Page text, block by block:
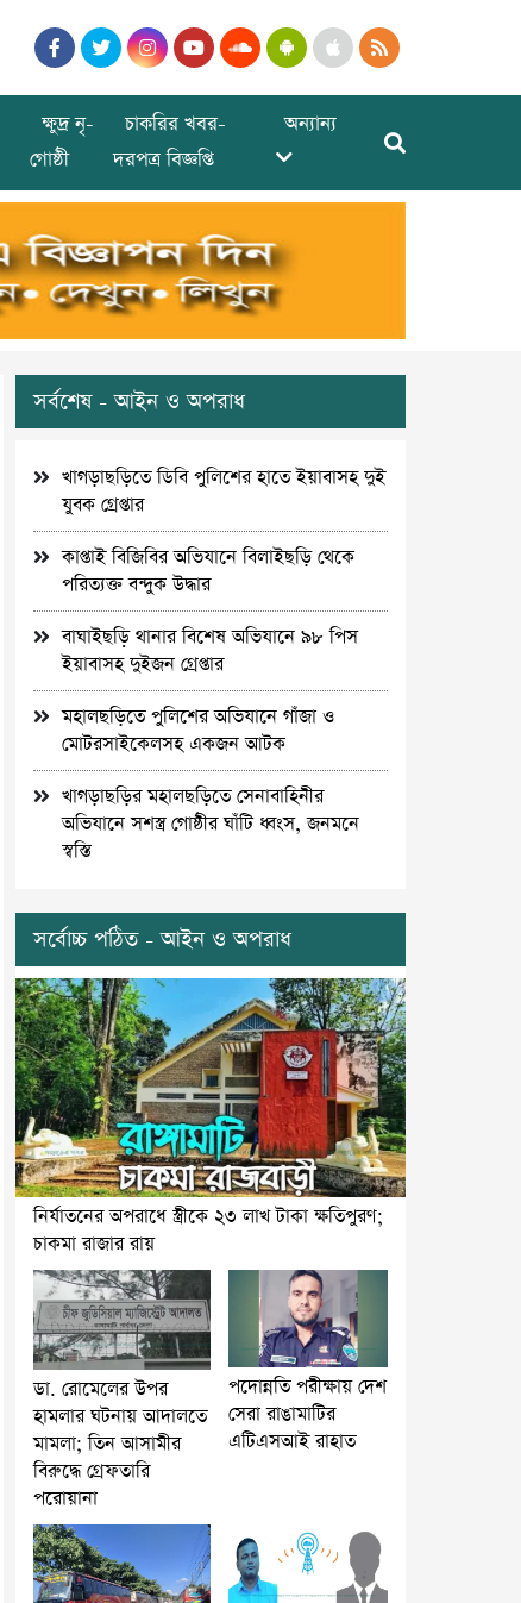
ক্ষুদ্র নৃ-
গোষ্ঠী
চাকরির খবর-
দরপত্র বিজ্ঞপ্তি
অন্যান্য
সর্বশেষ - আইন ও অপরাধ
খাগড়াছড়িতে ডিবি পুলিশের হাতে ইয়াবাসহ দুই
যুবক গ্রেপ্তার
কাপ্তাই বিজিবির অভিযানে বিলাইছড়ি থেকে
পরিত্যক্ত বন্দুক উদ্ধার
বাঘাইছড়ি থানার বিশেষ অভিযানে ৯৮ পিস
ইয়াবাসহ দুইজন গ্রেপ্তার
মহালছড়িতে পুলিশের অভিযানে গাঁজা ও
মোটরসাইকেলসহ একজন আটক
খাগড়াছড়ির মহালছড়িতে সেনাবাহিনীর
অভিযানে সশস্ত্র গোষ্ঠীর ঘাঁটি ধ্বংস, জনমনে
স্বস্তি
সর্বোচ্চ পঠিত - আইন ও অপরাধ
নির্যাতনের অপরাধে স্ত্রীকে ২৩ লাখ টাকা ক্ষতিপুরণ;
চাকমা রাজার রায়
ডা. রোমেলের উপর
হামলার ঘটনায় আদালতে
মামলা; তিন আসামীর
বিরুদ্ধে গ্রেফতারি
পরোয়ানা
পদোন্নতি পরীক্ষায় দেশ
সেরা রাঙামাটির
এটিএসআই রাহাত